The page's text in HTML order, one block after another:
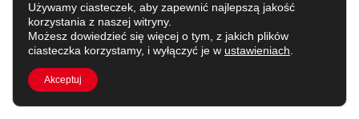
Używamy ciasteczek, aby zapewnić najlepszą jakość
korzystania z naszej witryny.
Możesz dowiedzieć się więcej o tym, z jakich plików
ciasteczka korzystamy, i wyłączyć je w ustawieniach
Akceptuj